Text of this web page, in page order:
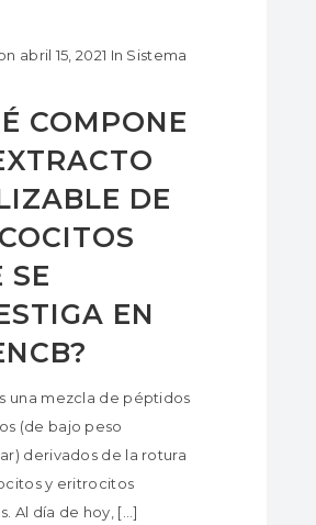
abril 15, 2021 In Sistema
COMPONE
DE
SE
EN
una mezcla de péptidos
(de bajo peso
derivados de la rotura
y eritrocitos
Al día de hoy, [...]